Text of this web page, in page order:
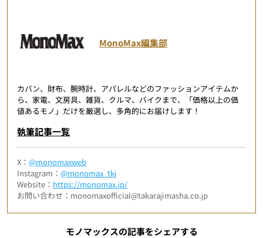
MonoMax編集部
カバン、財布、腕時計、アパレルなどのファッションアイテムか
ら、家電、文房具、雑貨、クルマ、バイクまで、「価格以上の価
値あるモノ」だけを厳選し、多角的にお届けします！
執筆記事一覧
X：@monomaxweb
Instagram：@monomax_tkj
Website： https://monomax.jp/
お問い合わせ：monomaxofficial@takarajimasha.co.jp
モノマックスの記事をシェアする